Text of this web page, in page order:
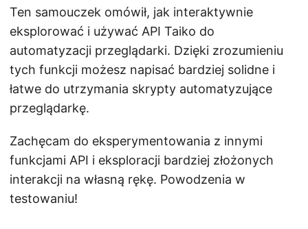
Ten samouczek omówił, jak interaktywnie
eksplorować i używać API Taiko do
automatyzacji przeglądarki. Dzięki zrozumieniu
tych funkcji możesz napisać bardziej solidne i
łatwe do utrzymania skrypty automatyzujące
przeglądarkę.
Zachęcam do eksperymentowania z innymi
funkcjami API i eksploracji bardziej złożonych
interakcji na własną rękę. Powodzenia w
testowaniu!